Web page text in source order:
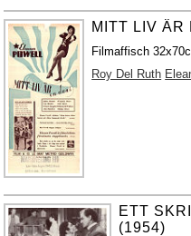
MITT LIV ÄR
Filmaffisch
Roy Del Ruth
ETT
(1954)